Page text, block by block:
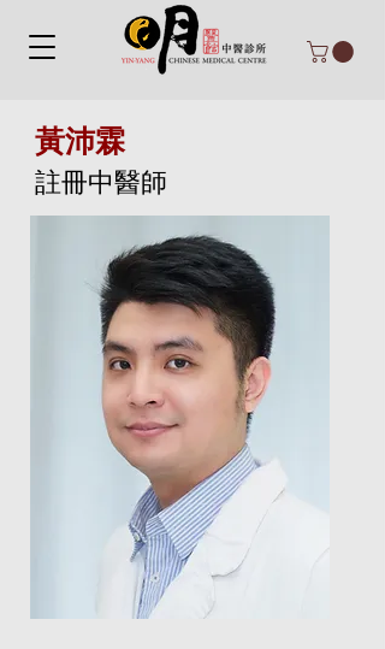
黃沛霖
註冊中醫師